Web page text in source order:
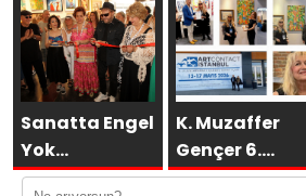
Sanatta Engel
Yok
Vakfı’ndan
K. Muzaffer
Gençer 6.
ARTCONTACT